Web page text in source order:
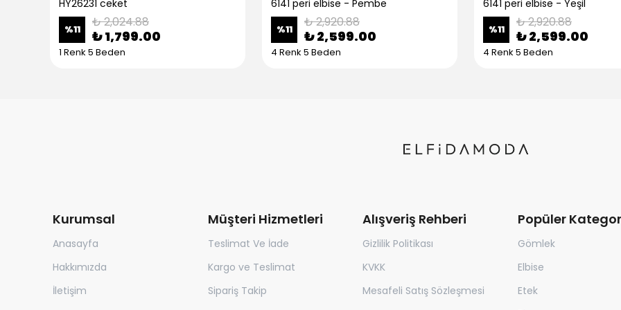
HY26231 ceket
%11 ₺ 2,024.88
₺ 1,799.00
1 Renk 5 Beden
6141 peri elbise - Pembe
%11 ₺ 2,920.88
₺ 2,599.00
4 Renk 5 Beden
6141 peri elbise - Yeşil
%11 ₺ 2,920.88
₺ 2,599.00
4 Renk 5 Beden
Kurumsal
Anasayfa
Hakkımızda
İletişim
Müşteri Hizmetleri
Teslimat Ve İade
Kargo ve Teslimat
Sipariş Takip
Alışveriş Rehberi
Gizlilik Politikası
KVKK
Mesafeli Satış Sözleşmesi
Popüler
Gömlek
Elbise
Etek